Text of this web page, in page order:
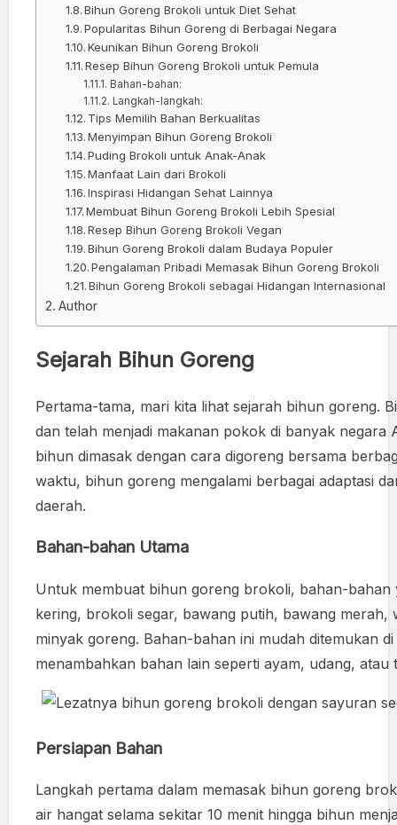
Bihun Goreng Brokoli untuk Diet Sehat
Popularitas Bihun Goreng di Berbagai Negara
Keunikan Bihun Goreng Brokoli
Resep Bihun Goreng Brokoli untuk Pemula
Bahan-bahan:
Langkah-langkah:
Tips Memilih Bahan Berkualitas
Menyimpan Bihun Goreng Brokoli
Puding Brokoli untuk Anak-Anak
Manfaat Lain dari Brokoli
Inspirasi Hidangan Sehat Lainnya
Membuat Bihun Goreng Brokoli Lebih Spesial
Resep Bihun Goreng Brokoli Vegan
Bihun Goreng Brokoli dalam Budaya Populer
Pengalaman Pribadi Memasak Bihun Goreng Brokoli
Bihun Goreng Brokoli sebagai Hidangan Internasional
Author
Sejarah Bihun Goreng
Pertama-tama, mari kita lihat sejarah bihun goreng.
dan telah menjadi makanan pokok di banyak
bihun dimasak dengan cara digoreng bersama
waktu, bihun goreng mengalami berbagai adaptasi
daerah.
Bahan-bahan Utama
Untuk membuat bihun goreng brokoli, bahan-
kering, brokoli segar, bawang putih, bawang
minyak goreng. Bahan-bahan ini mudah ditemukan
menambahkan bahan lain seperti ayam, udang, atau
Persiapan Bahan
Langkah pertama dalam memasak bihun goreng
air hangat selama sekitar 10 menit hingga bihun